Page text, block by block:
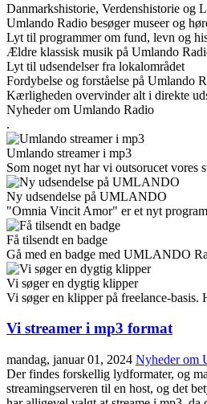
Danmarkshistorie, Verdenshistorie og
Umlando Radio besøger museer og
Lyt til programmer om fund, levn og
Ældre klassisk musik på Umlando
Lyt til udsendelser fra lokalområdet
Fordybelse og forståelse på Umlando
Kærligheden overvinder alt i direkte
Nyheder om Umlando Radio
.
Umlando streamer i mp3
Som noget nyt har vi outsorucet vores
Ny udsendelse på UMLANDO
"Omnia Vincit Amor" er et nyt
Få tilsendt en badge
Gå med en badge med UMLANDO
Vi søger en dygtig klipper
Vi søger en klipper på freelance-basis.
Vi streamer i mp3 format
mandag, januar 01, 2024 Nyheder om
Der findes forskellig lydformater, og
streamingserveren til en host, og det